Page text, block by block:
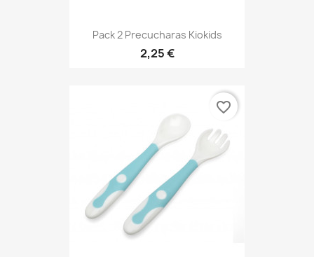
Pack 2 Precucharas Kiokids
2,25 €
favorite_border